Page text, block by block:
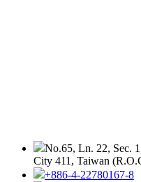
No.65, Ln. 22, Sec.
City 411, Taiwan
+886-4-22780167-8